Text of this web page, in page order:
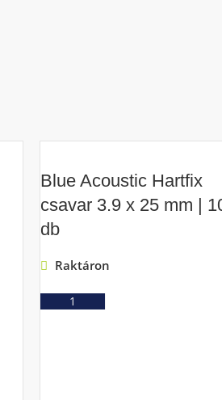
Blue Acoustic Hartfix
csavar 3.9 x 25 mm |
db
Raktáron